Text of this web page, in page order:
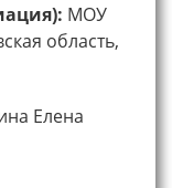
МОУ
область,
Елена